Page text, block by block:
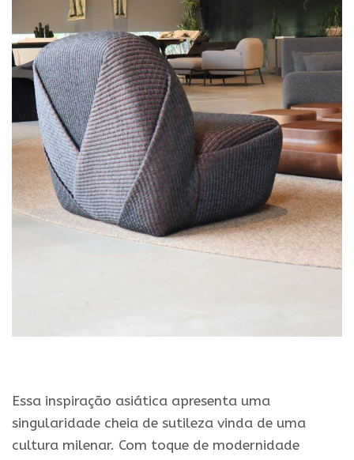
Essa inspiração asiática apresenta uma
singularidade cheia de sutileza vinda de uma
cultura milenar. Com toque de modernidade